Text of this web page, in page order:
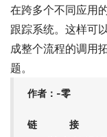
在跨多个不同应用
跟踪系统。这样可
成整个流程的调用
题。
作者：-零
链接：